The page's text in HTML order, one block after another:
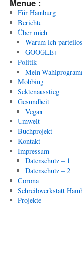
Menue :
Für Hamburg
Berichte
Über mich
Warum ich
GOOGLE+
Politik
Mein
Mobbing
Sektenausstieg
Gesundheit
Vegan
Umwelt
Buchprojekt
Kontakt
Impressum
Datenschutz – 1
Datenschutz – 2
Corona
Schreibwerkstatt
Projekte